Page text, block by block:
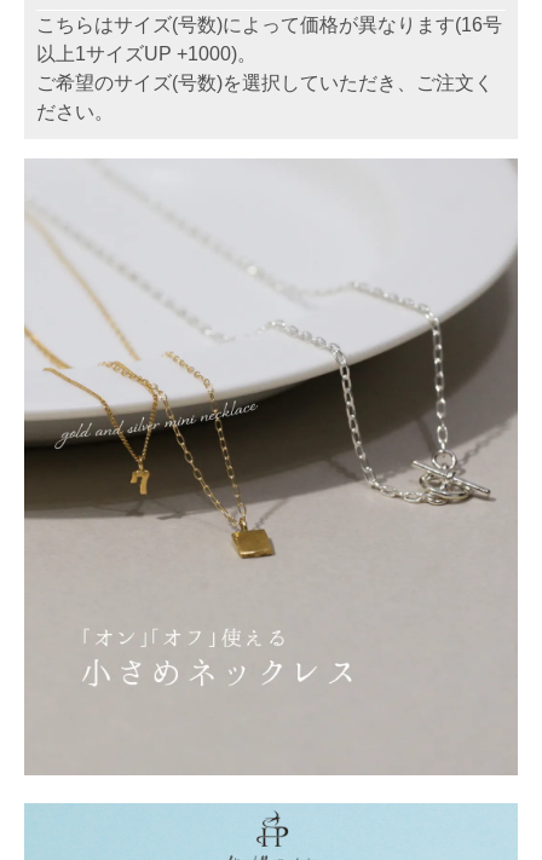
こちらはサイズ(号数)によって価格が異なります(16号
以上1サイズUP +1000)。
ご希望のサイズ(号数)を選択していただき、ご注文く
ださい。